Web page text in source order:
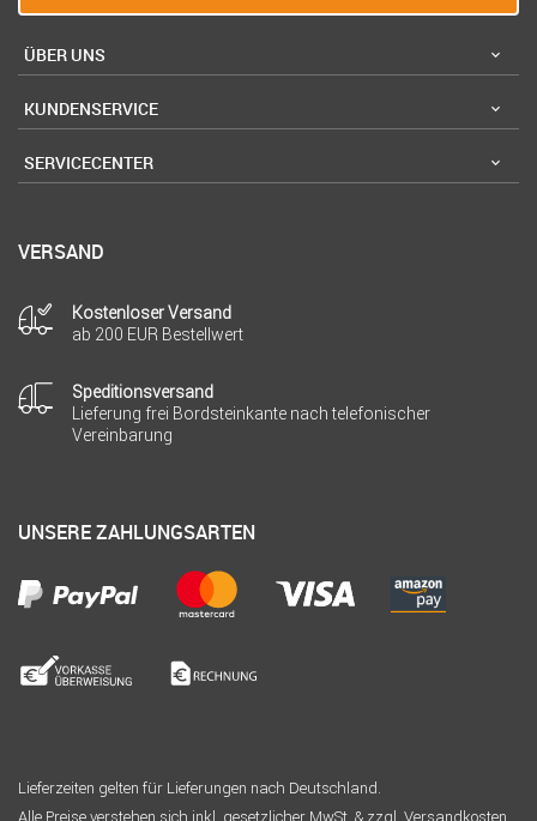
ÜBER UNS
KUNDENSERVICE
SERVICECENTER
VERSAND
Kostenloser Versand
ab 200 EUR Bestellwert
Speditionsversand
Lieferung frei Bordsteinkante nach telefonischer
Vereinbarung
UNSERE ZAHLUNGSARTEN
Lieferzeiten gelten für Lieferungen nach Deutschland.